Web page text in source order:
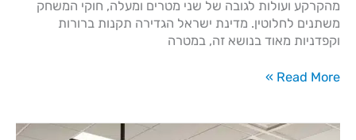
מהקרקע ועולות לגובה של שני מטרים ומעלה, חוקי המשחק
משתנים לחלוטין. מדינת ישראל הגדירה תקנות ברורות
וקפדניות מאוד בנושא זה, במטרה
Read More »
הדרכות